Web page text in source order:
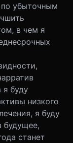
убыточным
в чем я
я буду
низкого
я буду
будущее,
станет